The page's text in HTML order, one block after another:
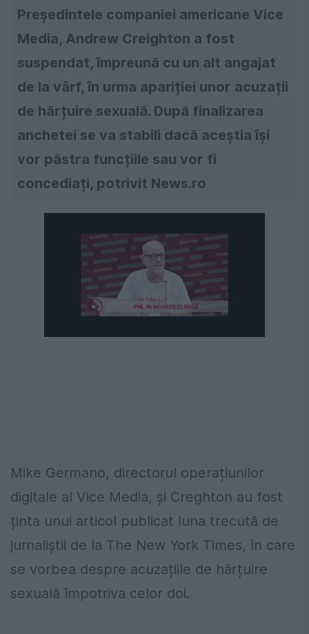
Președintele companiei americane Vice
Media, Andrew Creighton a fost
suspendat, împreună cu un alt angajat
de la vârf, în urma apariției unor acuzații
de hărțuire sexuală. După finalizarea
anchetei se va stabili dacă aceștia își
vor păstra funcțiile sau vor fi
concediați, potrivit News.ro
Mike Germano, directorul operațiunilor
digitale al Vice Media, și Creghton au fost
ținta unui articol publicat luna trecută de
jurnaliștii de la The New York Times, în care
se vorbea despre acuzațiile de hărțuire
sexuală împotriva celor doi.